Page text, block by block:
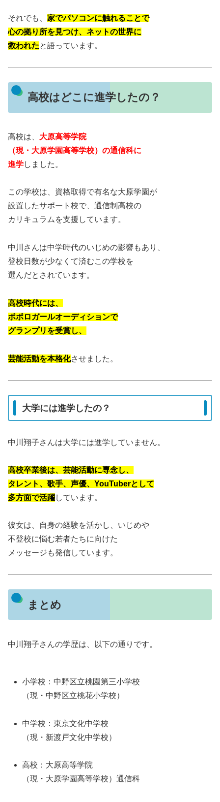
それでも、 家でパソコンに触れることで
心の拠り所を見つけ、ネットの世界に
救われたと語っています。
高校はどこに進学したの？
高校は、 大原高等学院
（現・大原学園高等学校）の通信科に
進学しました。
この学校は、資格取得で有名な大原学園が
設置したサポート校で、通信制高校の
カリキュラムを支援しています。
中川さんは中学時代のいじめの影響もあり、
登校日数が少なくて済むこの学校を
選んだとされています。
高校時代には、
ポポロガールオーディションで
グランプリを受賞し、
芸能活動を本格化させました。
大学には進学したの？
中川翔子さんは大学には進学していません。
高校卒業後は、芸能活動に専念し、
タレント、歌手、声優、YouTuberとして
多方面で活躍しています。
彼女は、自身の経験を活かし、いじめや
不登校に悩む若者たちに向けた
メッセージも発信しています。
まとめ
中川翔子さんの学歴は、以下の通りです。
小学校：中野区立桃園第三小学校
（現・中野区立桃花小学校）
中学校：東京文化中学校
（現・新渡戸文化中学校）
高校：大原高等学院
（現・大原学園高等学校）通信科